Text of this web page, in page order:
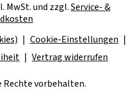
MwSt. und zzgl.Service- &
Cookie-Einstellungen
Vertrag widerrufen
Rechte vorbehalten.